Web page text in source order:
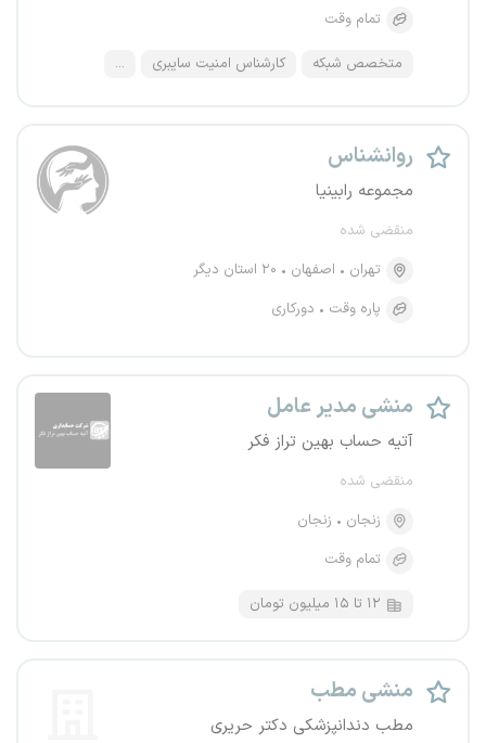
تمام وقت
متخصص شبکه کارشناس امنیت سایبری ...
روانشناس
مجموعه رابینیا
منقضی شده
تهران
اصفهان
۲۰ استان دیگر
پاره وقت
دورکاری
منشی مدیر عامل
آتیه حساب بهین تراز فکر
منقضی شده
زنجان
زنجان
تمام وقت
۱۲ تا ۱۵ میلیون تومان
منشی مطب
مطب دندانپزشکی دکتر حریری